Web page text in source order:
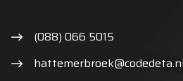
(088) 066 5015
hattemerbroek@codedeta.nl